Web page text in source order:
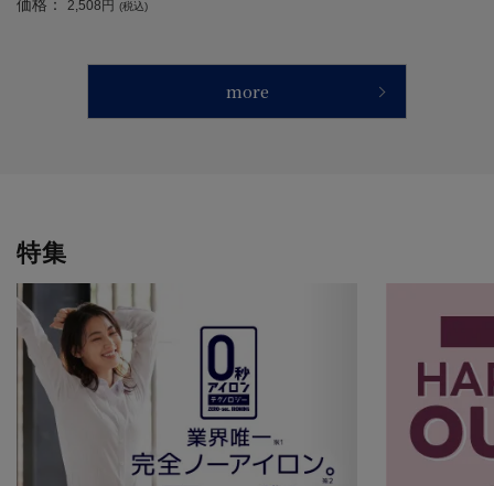
ゴム／／敬老の日／ギフト／プレゼ
価格： 2,508円 (税込)
more
特集